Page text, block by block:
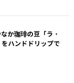
か珈琲の豆「ラ・
ハンドドリップで